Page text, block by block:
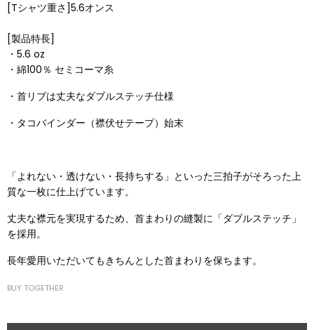
[Tシャツ重さ]5.6オンス
[製品特長]
・5.6 oz
・ 綿100％ セミコーマ糸
・首リブは丈夫なダブルステッチ仕様
・タコバインダー（襟伏せテープ）始末
「よれない・透けない・長持ちする」といった三拍子がそろった上
質な一枚に仕上げています。
丈夫な襟元を実現するため、首まわりの縫製に「ダブルステッチ」
を採用。
長年愛用いただいてもきちんとした首まわりを保ちます。
BUY TOGETHER